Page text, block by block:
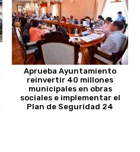
Aprueba Ayuntamiento
reinvertir 40 millones
municipales en obras
sociales e implementar el
Plan de Seguridad 24